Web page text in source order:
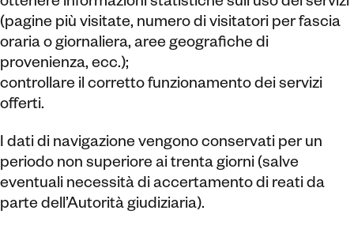
(pagine più visitate, numero di visitatori per fascia
oraria o giornaliera, aree geografiche di
provenienza, ecc.);
controllare il corretto funzionamento dei servizi
offerti.
I dati di navigazione vengono conservati per un
periodo non superiore ai trenta giorni (salve
eventuali necessità di accertamento di reati da
parte dell’Autorità giudiziaria).